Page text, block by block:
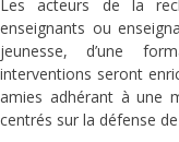
Les acteurs de la
enseignants ou
jeunesse, d’une
interventions seront
amies adhérant à une
centrés sur la défense